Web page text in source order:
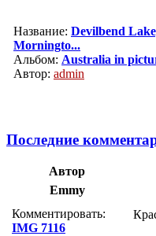
Название: Devilbend
Morningto...
Альбом: Australia in
Автор: admin
Последние
Автор
Emmy
Комментировать:
IMG 7116